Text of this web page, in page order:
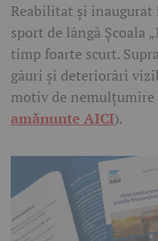
Reabilitat și
sport de lângă Școala
timp foarte scurt.
găuri și deteriorări
motiv de
amănunte AICI).